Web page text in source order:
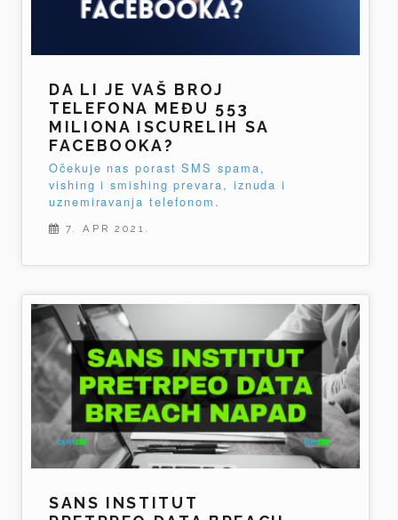
DA LI JE VAŠ BROJ
TELEFONA MEĐU 553
MILIONA ISCURELIH SA
FACEBOOKA?
Očekuje nas porast SMS spama,
vishing i smishing prevara, iznuda i
uznemiravanja telefonom.
7. APR 2021.
SANS INSTITUT